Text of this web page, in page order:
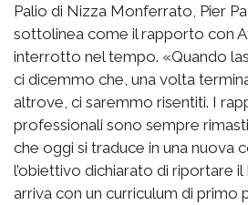
Palio di Nizza Monferrato, Pier
sottolinea come il rapporto con
interrotto nel tempo. «Quando
ci dicemmo che, una volta
altrove, ci saremmo risentiti. I
professionali sono sempre
che oggi si traduce in una nuova
l’obiettivo dichiarato di riportare il
arriva con un curriculum di primo